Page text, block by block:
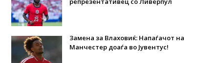
Замена за Влаховиќ: Напаѓачот на
Манчестер доаѓа во Јувентус!